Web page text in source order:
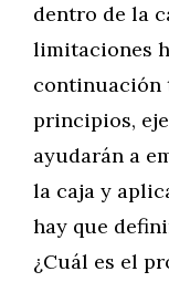
dentro de la
limitaciones
continuación
principios,
ayudarán a
la caja y
hay que
¿Cuál es el